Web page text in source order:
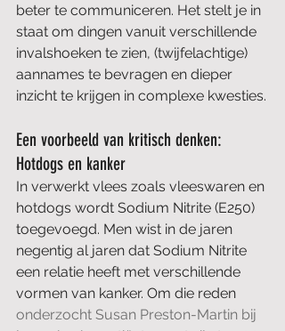
beter te communiceren. Het stelt je in
staat om dingen vanuit verschillende
invalshoeken te zien, (twijfelachtige)
aannames te bevragen en dieper
inzicht te krijgen in complexe kwesties.
Een voorbeeld van kritisch denken:
Hotdogs en kanker
In verwerkt vlees zoals vleeswaren en
hotdogs wordt Sodium Nitrite (E250)
toegevoegd. Men wist in de jaren
negentig al jaren dat Sodium Nitrite
een relatie heeft met verschillende
vormen van kanker. Om die reden
onderzocht Susan Preston-Martin bij